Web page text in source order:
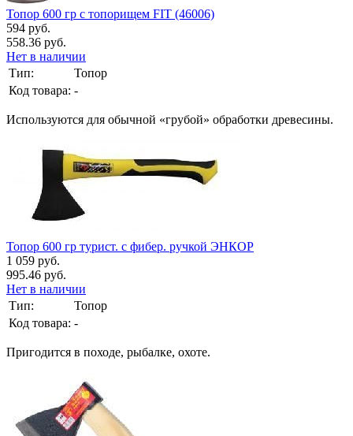
Топор 600 гр с топорищем FIT (46006)
594 руб.
558.36 руб.
Нет в наличии
Тип:
Топор
Код товара: -
Используются для обычной «грубой» обработки древесины.
Топор 600 гр турист. с фибер. ручкой ЭНКОР
1 059 руб.
995.46 руб.
Нет в наличии
Тип:
Топор
Код товара: -
Пригодится в походе, рыбалке, охоте.